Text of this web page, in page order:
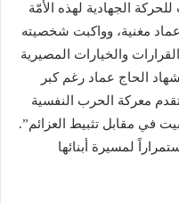
الجهادية لهذه الأمّة
عماد مغنية، وواكبت شخصيته
والخيارات المصيرية
الحاج عماد رغم كبر
معركة الحرب النفسية
في مقابل تثبيط العزائم”.
لمسيرة أبنائها